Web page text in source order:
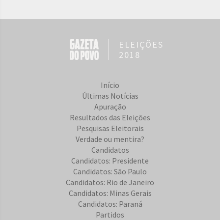
ELEIÇÕES
2018
Início
Últimas Notícias
Apuração
Resultados das Eleições
Pesquisas Eleitorais
Verdade ou mentira?
Candidatos
Candidatos: Presidente
Candidatos: São Paulo
Candidatos: Rio de Janeiro
Candidatos: Minas Gerais
Candidatos: Paraná
Partidos